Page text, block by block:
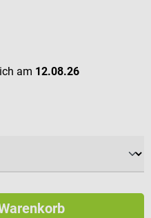
am 12.08.26